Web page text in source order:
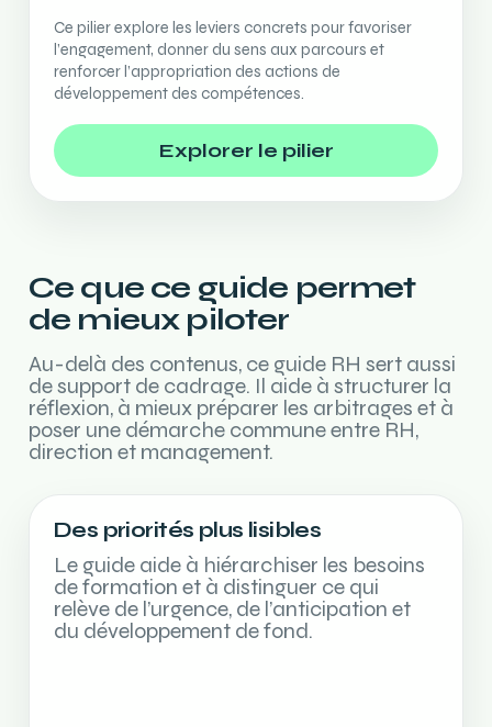
Ce pilier explore les leviers concrets pour favoriser
l’engagement, donner du sens aux parcours et
renforcer l’appropriation des actions de
développement des compétences.
Explorer le pilier
Ce que ce guide permet
de mieux piloter
Au-delà des contenus, ce guide RH sert aussi
de support de cadrage. Il aide à structurer la
réflexion, à mieux préparer les arbitrages et à
poser une démarche commune entre RH,
direction et management.
Des priorités plus lisibles
Le guide aide à hiérarchiser les besoins
de formation et à distinguer ce qui
relève de l’urgence, de l’anticipation et
du développement de fond.